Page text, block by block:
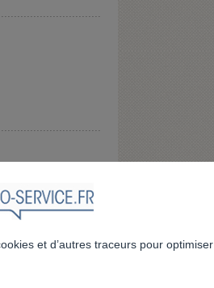
le temps dessus
les matchs en cours)
également
te limiter aussi. Voir
et d’autres traceurs pour optimiser